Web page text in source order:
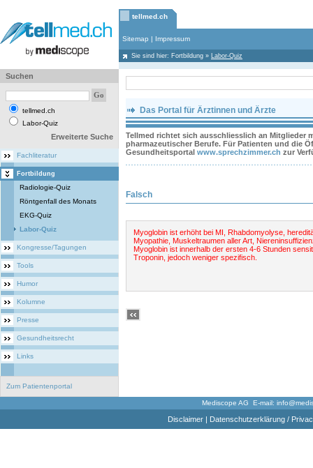
tellmed.ch
Sitemap | Impressum
Sie sind hier: Fortbildung » Labor-Quiz
Suchen
tellmed.ch
Labor-Quiz
Erweiterte Suche
Fachliteratur
Fortbildung
Radiologie-Quiz
Röntgenfall des Monats
EKG-Quiz
Labor-Quiz
Kongresse/Tagungen
Tools
Humor
Kolumne
Presse
Gesundheitsrecht
Links
Zum Patientenportal
Das Portal für Ärztinnen und Ärzte
Tellmed richtet sich ausschliesslich an Mitglieder
pharmazeutischer Berufe. Für Patienten und die
Gesundheitsportal www.sprechzimmer.ch zur
Falsch
Myoglobin ist erhöht bei MI, Rhabdomyolyse,
Myopathie, Muskeltraumen aller Art,
Myoglobin ist innerhalb der ersten 4-6 Stunden
Troponin, jedoch weniger spezifisch.
Mediscope AG E-mail:
Disclaimer| Datenschutzerklärung /